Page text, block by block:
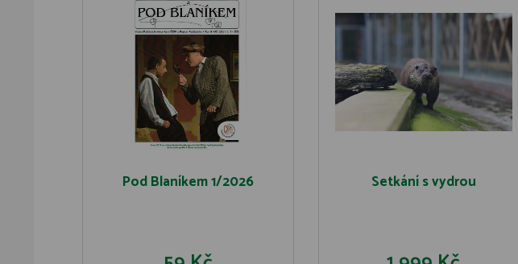
Pod Blaníkem 1/2026 Setkání s vydrou